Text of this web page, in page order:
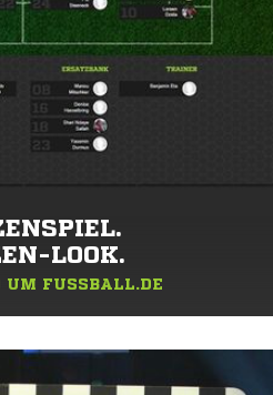
LOOK.
UM FUSSBALL.DE